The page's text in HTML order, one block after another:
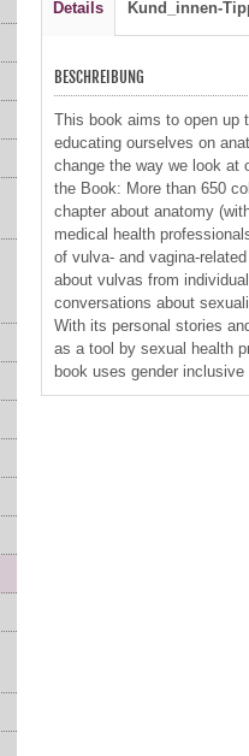
Details Kund_innen-
BESCHREIBUNG
This book aims to open up
educating ourselves on
change the way we look at
the Book: More than 650
chapter about anatomy
medical health
of vulva- and vagina-
about vulvas from
conversations about
With its personal stories
as a tool by sexual health
book uses gender